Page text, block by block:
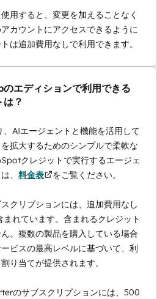
用すると、変更を加えることなく
カウントにアクセスできるように
は追加費用なしで利用できます。
エディションで利用できる
？
AIエージェントと機能を活用して
拡大するためのシンプルで柔軟な
クレジットで実行するエージェ
、 料金表 をご覧ください。
クリプションには、追加費用なし
れています。含まれるクレジット
。複数の製品を購入している場合
ビスの最高レベルに基づいて、利
り当てが提供されます。
のサブスクリプションには、500